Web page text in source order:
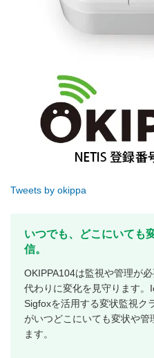
Tweets by okippa
いつでも、どこにいても
信。
OKIPPA104は監視や管理が
代わりに変化を見守ります
Sigfoxを活用する変状監視ク
がいつどこにいても変状や管
ます。